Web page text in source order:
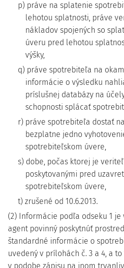
p) práve na splatenie
lehotou splatnosti, práve
nákladov spojených so
úveru pred lehotou
výšky,
q) práve spotrebiteľa na
informácie o výsledku
príslušnej databázy na
schopnosti splácať
r) práve spotrebiteľa dostať
bezplatne jedno
spotrebiteľskom úvere,
s) dobe, počas ktorej je
poskytovanými pred
spotrebiteľskom úvere,
t) zrušené od 10.6.2013.
(2) Informácie podľa odseku 1
agent povinný poskytnúť
štandardné informácie o
uvedený v prílohách č. 3 a 4, a
v podobe zápisu na inom